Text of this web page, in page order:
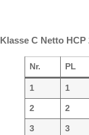
Klasse C Netto
Nr. PL
1 1
2 2
3 3